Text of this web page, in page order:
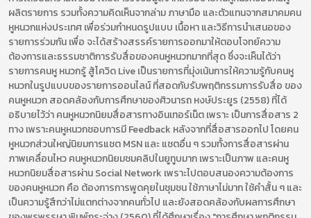
ผลิตรายการ รวมทั้งความคิดเห็นจากล่าม ภาษามือ และตัวแทนจากสมาคมคน
หูหนวกแห่งประเทศ เพื่อร่วมกำหนดรูปแบบ เนื้อหา และวิธีการนำเสนอของ
รายการร่วมกัน เพื่อ จะได้สร้างสรรค์รายการออกมาให้ตอบโจทย์ความ
ต้องการและธรรมชาติการรับสื่อของคนหูหนวกมากที่สุด ซึ่งจะเห็นได้ว่า
รายการคนหู หนวกรู้ สู้โควิด Live เป็นรายการที่มุ่งเน้นการให้ความรู้กับคนหู
หนวกในรูปแบบของรายการออนไลน์ ที่สอดกับรับพฤติกรรมการรับสื่อ ของ
คนหูหนวก สอดคล้องกับการศึกษาของศิวนารถ หงษ์ประยูร (2558) ที่ได้
อธิบายไว้ว่า คนหูหนวกนิยมสื่อสารทางอินเทอร์เน็ต เพราะ เป็นการสื่อสาร 2
ทาง เพราะคนหูหนวกชอบการมี Feedback หลังจากที่สื่อสารออกไป โดยคน
หูหนวกส่วนใหญ่นิยมการแชต MSN และ แชตอื่น ๆ รวมทั้งการสื่อสารผ่าน
ภาพเคลื่อนไหว คนหูหนวกนิยมชมคลิปในยูทูบมาก เพราะเป็นภาพ และคนหู
หนวกนิยมสื่อสารผ่าน Social Network เพราะไปตอบสนองความต้องการ
ของคนหูหนวก คือ ต้องการการพูดคุยในชุมชน ใช้ภาษาไม่มาก ใช้คำสั้น ๆ และ
เป็นความรู้สึกว่าไม่แตกต่างจากคนทั่วไป และยังสอดคล้องกับผลการศึกษา